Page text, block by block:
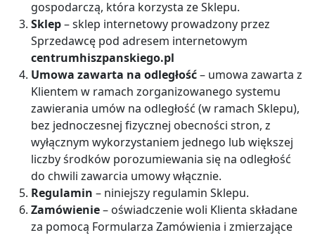
gospodarczą, która korzysta ze Sklepu.
Sklep– sklep internetowy prowadzony przez
Sprzedawcę pod adresem internetowym
centrumhiszpanskiego.pl
Umowa zawarta na odległość– umowa zawarta z
Klientem w ramach zorganizowanego systemu
zawierania umów na odległość (w ramach Sklepu),
bez jednoczesnej fizycznej obecności stron, z
wyłącznym wykorzystaniem jednego lub większej
liczby środków porozumiewania się na odległość
do chwili zawarcia umowy włącznie.
Regulamin – niniejszy regulamin Sklepu.
Zamówienie– oświadczenie woli Klienta składane
za pomocą Formularza Zamówienia i zmierzające